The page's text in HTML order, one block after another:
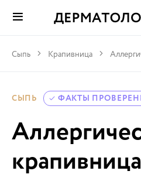
Сыпь Крапивница
СЫПЬ ФАКТЫ
крапивница